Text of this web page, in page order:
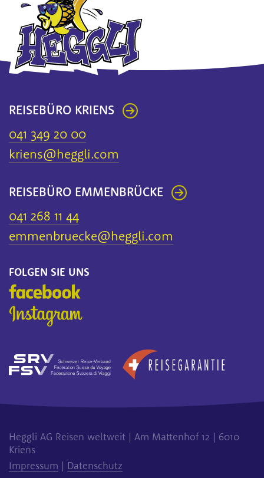
REISEBÜRO KRIENS
041 349 20 00
kriens@heggli.com
REISEBÜRO EMMENBRÜCKE
041 268 11 44
emmenbruecke@heggli.com
FOLGEN SIE UNS
Heggli AG Reisen weltweit | Am Mattenhof 12 | 6010
Kriens
Impressum | Datenschutz